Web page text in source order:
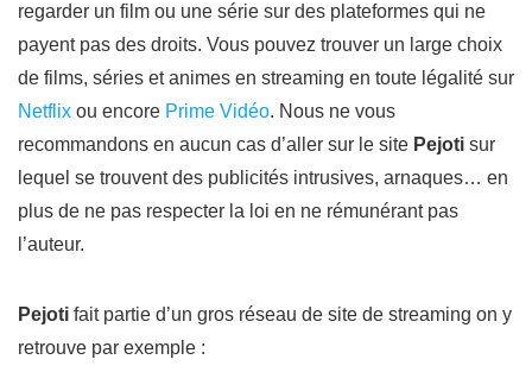
regarder un film ou une série sur des plateformes qui ne
payent pas des droits. Vous pouvez trouver un large choix
de films, séries et animes en streaming en toute légalité sur
Netflix ou encore Prime Vidéo. Nous ne vous
recommandons en aucun cas d’aller sur le site Pejoti sur
lequel se trouvent des publicités intrusives, arnaques… en
plus de ne pas respecter la loi en ne rémunérant pas
l’auteur.
Pejoti fait partie d’un gros réseau de site de streaming on y
retrouve par exemple :